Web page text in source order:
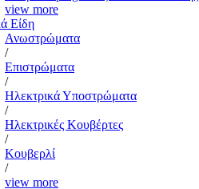
view more
Είδη
Ανωστρώματα
/
Επιστρώματα
/
Ηλεκτρικά Υποστρώματα
/
Ηλεκτρικές Κουβέρτες
/
Κουβερλί
/
view more